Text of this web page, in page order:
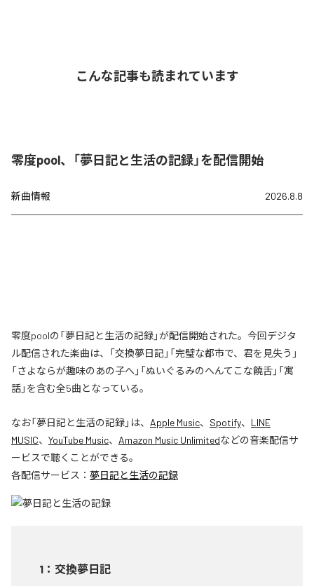
こんな記事も読まれています
零度pool、「夢日記と生活の記録」を配信開始
新曲情報 2026.8.8
零度poolの「夢日記と生活の記録」が配信開始された。今回デジタ
ル配信された楽曲は、「交換夢日記」「完璧な都市で、君を見失う」
「さよならが趣味のあの子へ」「ぬいぐるみのへんてこな饒舌」「寓
話」を含む全5曲となっている。
なお「夢日記と生活の記録」は、 Apple Music、 Spotify、 LINE
MUSIC、 YouTube Music、 Amazon Music Unlimitedなどの音楽配信サ
ービスで聴くことができる。
各配信サービス： 夢日記と生活の記録
1 ： 交換夢日記